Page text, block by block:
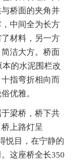
桥面的夹角并
中间全为长方
材料，另一方
洁大方。桥面
本的水泥围栏改
指弯折相向而
优雅。
梁桥，桥下共
上路灯呈
悦目，在宁静的
这座桥全长350